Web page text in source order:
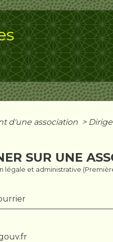
d'une association >
SUR UNE
légale et administrative